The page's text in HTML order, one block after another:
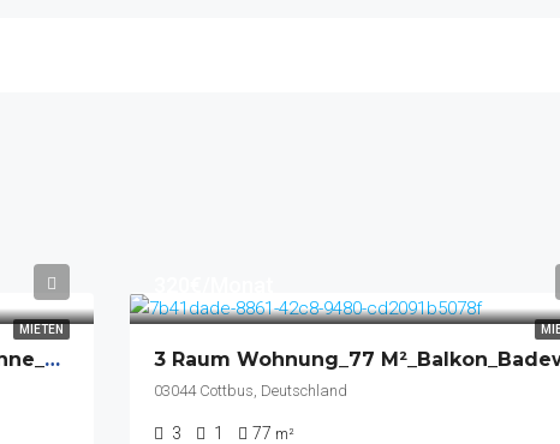
MIETEN
3Raum Wohnung_62,21m²_Badewanne_Keller_Balkon
03044 Cottbus, Deutschland
3 1 77 m²